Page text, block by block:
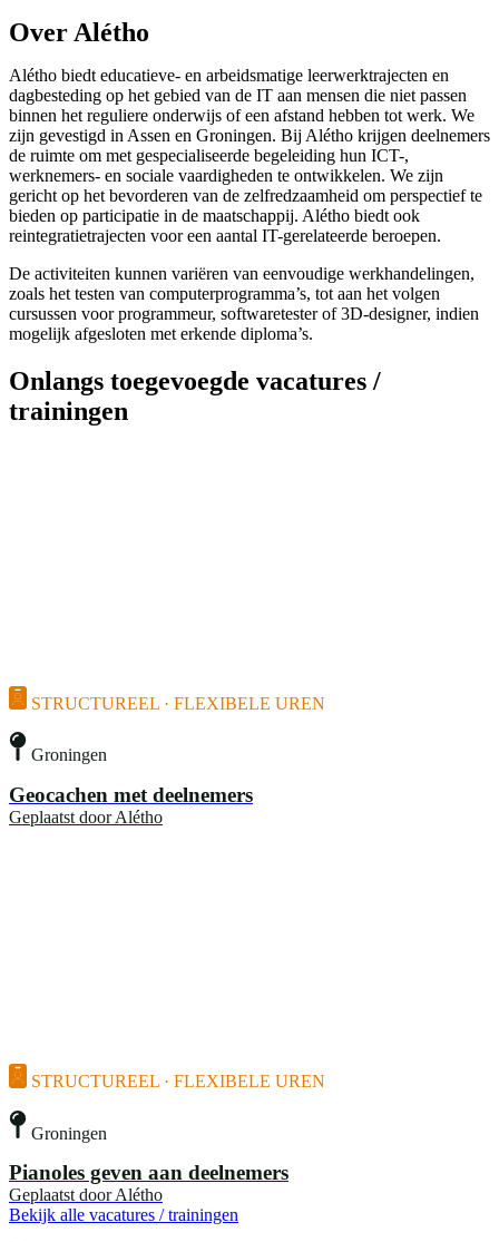
Over Alétho
Alétho biedt educatieve- en arbeidsmatige leerwerktrajecten en
dagbesteding op het gebied van de IT aan mensen die niet passen
binnen het reguliere onderwijs of een afstand hebben tot werk. We
zijn gevestigd in Assen en Groningen. Bij Alétho krijgen deelnemers
de ruimte om met gespecialiseerde begeleiding hun ICT-,
werknemers- en sociale vaardigheden te ontwikkelen. We zijn
gericht op het bevorderen van de zelfredzaamheid om perspectief te
bieden op participatie in de maatschappij. Alétho biedt ook
reintegratietrajecten voor een aantal IT-gerelateerde beroepen.
De activiteiten kunnen variëren van eenvoudige werkhandelingen,
zoals het testen van computerprogramma’s, tot aan het volgen
cursussen voor programmeur, softwaretester of 3D-designer, indien
mogelijk afgesloten met erkende diploma’s.
Onlangs toegevoegde vacatures /
trainingen
STRUCTUREEL · FLEXIBELE UREN
Groningen
Geocachen met deelnemers
Geplaatst door Alétho
STRUCTUREEL · FLEXIBELE UREN
Groningen
Pianoles geven aan deelnemers
Geplaatst doorAlétho
Bekijk alle vacatures / trainingen